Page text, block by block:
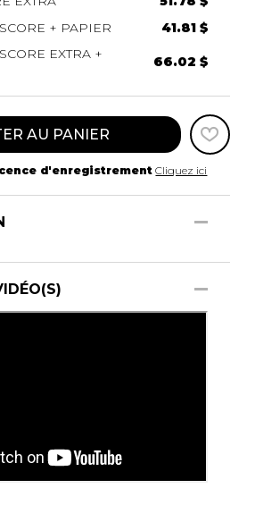
+ PAPIER
41.81 $
EXTRA +
66.02 $
AU PANIER
d'enregistrement Cliquez ici